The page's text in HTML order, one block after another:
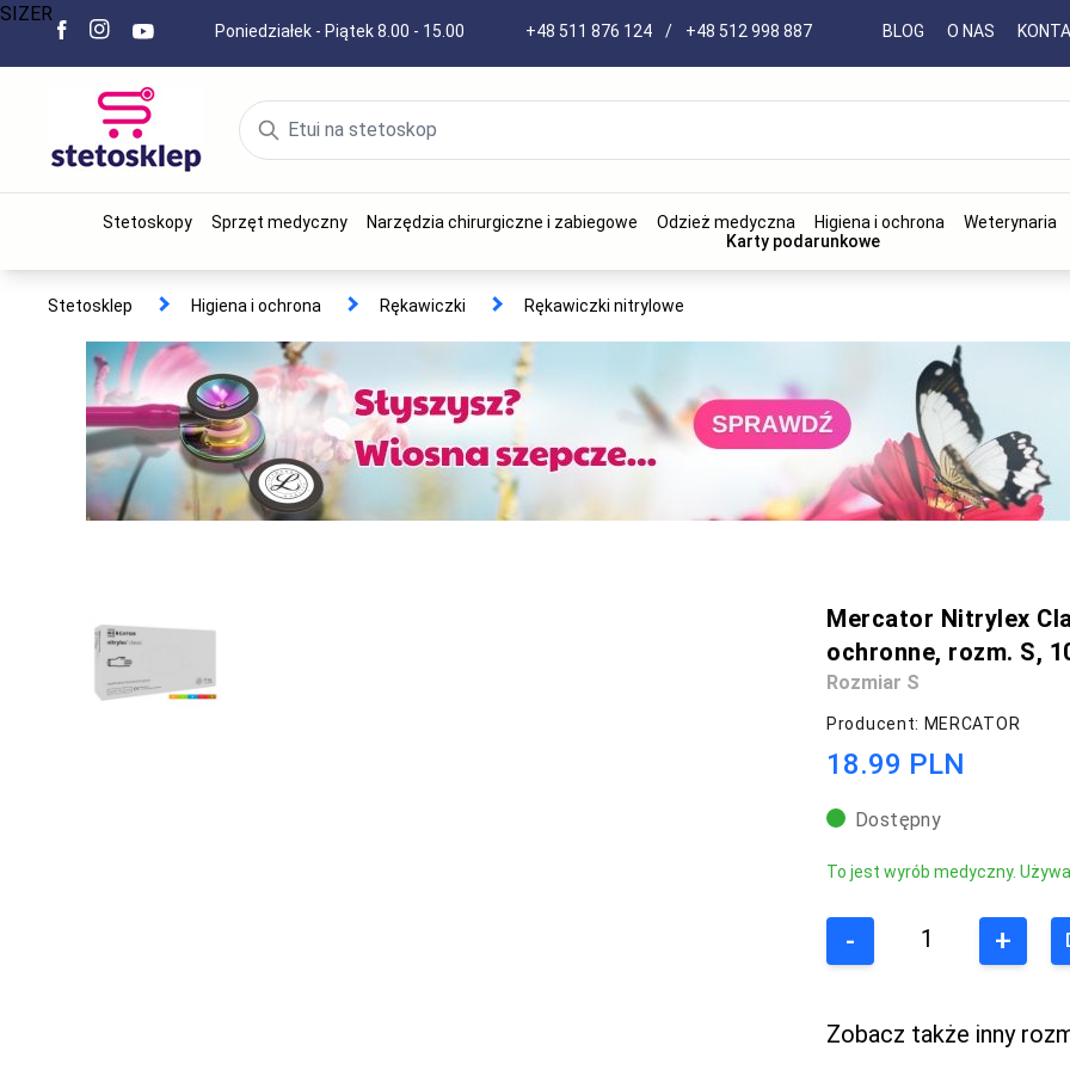
Poniedziałek - Piątek 8.00 - 15.00 +48 511 876 124 / +48 512 998 887 BLOG O NAS
Stetoskopy Sprzęt medyczny Narzędzia chirurgiczne i zabiegowe Odzież medyczna Higiena i ochrona
Weterynaria
Karty podarunkowe
Stetosklep Higiena i ochrona Rękawiczki Rękawiczki nitrylowe
Mercator Nitrylex
ochronne, rozm. S,
Rozmiar S
Producent: MERCATOR
18.99 PLN
Dostępny
To jest wyrób medyczny.
- +
Zobacz także inny
SIZER